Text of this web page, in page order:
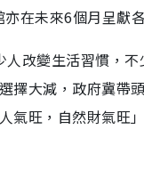
在未來6個月呈獻
人改變生活習慣，
擇大減，政府冀帶
氣旺，自然財氣旺